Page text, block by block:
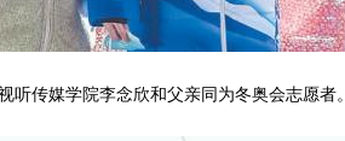
听传媒学院李念欣和父亲同为冬奥会志愿者。